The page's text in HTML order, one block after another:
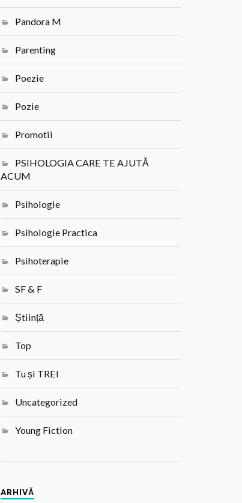
Pandora M
Parenting
Poezie
Pozie
Promotii
PSIHOLOGIA CARE TE AJUTĂ
ACUM
Psihologie
Psihologie Practica
Psihoterapie
SF & F
Știință
Top
Tu și TREI
Uncategorized
Young Fiction
ARHIVĂ